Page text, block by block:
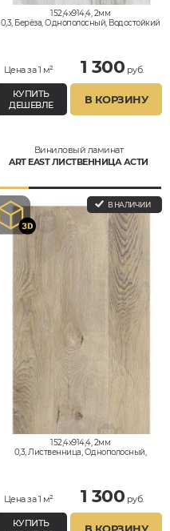
152,4x914,4, 2мм
0,3, Берёза, Однополосный, Водостойкий
Цена за 1 м² 1 300 руб.
КУПИТЬ
ДЕШЕВЛЕ
В КОРЗИНУ
Виниловый ламинат
ART EAST ЛИСТВЕННИЦА АСТИ
В НАЛИЧИИ
152,4x914,4, 2мм
0,3, Лиственница, Однополосный,
Цена за 1 м² 1 300 руб.
КУПИТЬ
В КОРЗИНУ